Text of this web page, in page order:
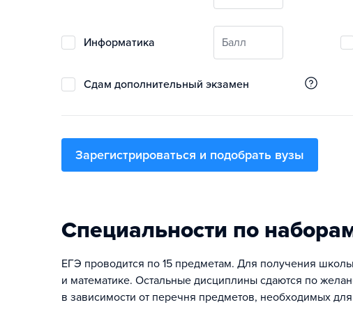
информатика Балл
Сдам дополнительный экзамен
Зарегистрироваться и подобрать вузы
Специальности по
ЕГЭ проводится по 15 предметам. Для получения
и математике. Остальные дисциплины сдаются по
в зависимости от перечня предметов, необходимых